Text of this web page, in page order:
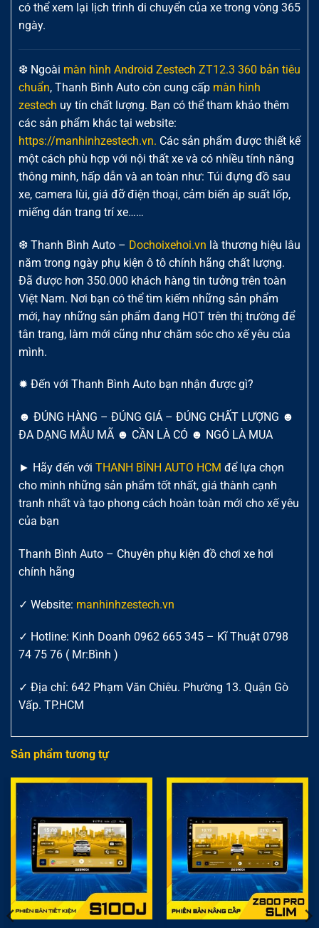
có thể xem lại lịch trình di chuyển của xe trong vòng 365
ngày.
❆ Ngoài màn hình Android Zestech ZT12.3 360 bản tiêu
chuẩn, Thanh Bình Auto còn cung cấp màn hình
zestech uy tín chất lượng. Bạn có thể tham khảo thêm
các sản phẩm khác tại website:
https://manhinhzestech.vn. Các sản phẩm được thiết kế
một cách phù hợp với nội thất xe và có nhiều tính năng
thông minh, hấp dẫn và an toàn như: Túi đựng đồ sau
xe, camera lùi, giá đỡ điện thoại, cảm biến áp suất lốp,
miếng dán trang trí xe……
❆ Thanh Bình Auto – Dochoixehoi.vn là thương hiệu lâu
năm trong ngày phụ kiện ô tô chính hãng chất lượng.
Đã được hơn 350.000 khách hàng tin tưởng trên toàn
Việt Nam. Nơi bạn có thể tìm kiếm những sản phẩm
mới, hay những sản phẩm đang HOT trên thị trường để
tân trang, làm mới cũng như chăm sóc cho xế yêu của
mình.
✹ Đến với Thanh Bình Auto bạn nhận được gì?
☻ ĐÚNG HÀNG – ĐÚNG GIÁ – ĐÚNG CHẤT LƯỢNG ☻
ĐA DẠNG MẪU MÃ ☻ CẦN LÀ CÓ ☻ NGÓ LÀ MUA
► Hãy đến với THANH BÌNH AUTO HCM để lựa chọn
cho mình những sản phẩm tốt nhất, giá thành cạnh
tranh nhất và tạo phong cách hoàn toàn mới cho xế yêu
của bạn
Thanh Bình Auto – Chuyên phụ kiện đồ chơi xe hơi
chính hãng
✓ Website: manhinhzestech.vn
✓ Hotline: Kinh Doanh 0962 665 345 – Kĩ Thuật 0798
74 75 76 ( Mr:Bình )
✓ Địa chỉ: 642 Phạm Văn Chiêu. Phường 13. Quận Gò
Vấp. TP.HCM
Sản phẩm tương tự